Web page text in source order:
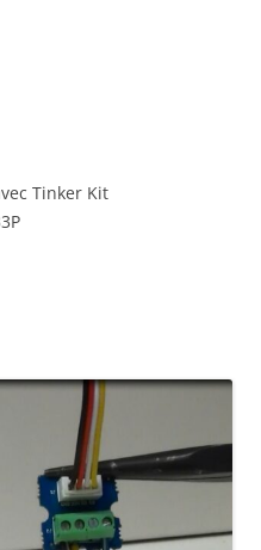
Tinker Kit